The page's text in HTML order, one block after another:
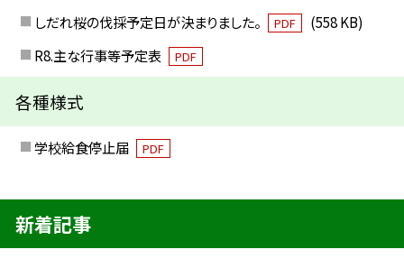
しだれ桜の伐採予定日が決まりました。
PDF
(558 KB)
R8.主な行事等予定表
PDF
各種様式
学校給食停止届 PDF
新着記事